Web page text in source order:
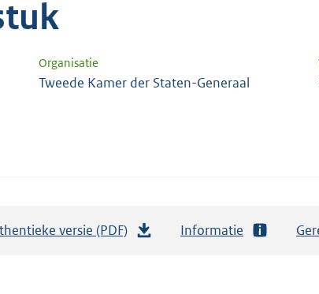
Organisatie
Tweede Kamer der Staten-Generaal
versie (PDF) Informatie